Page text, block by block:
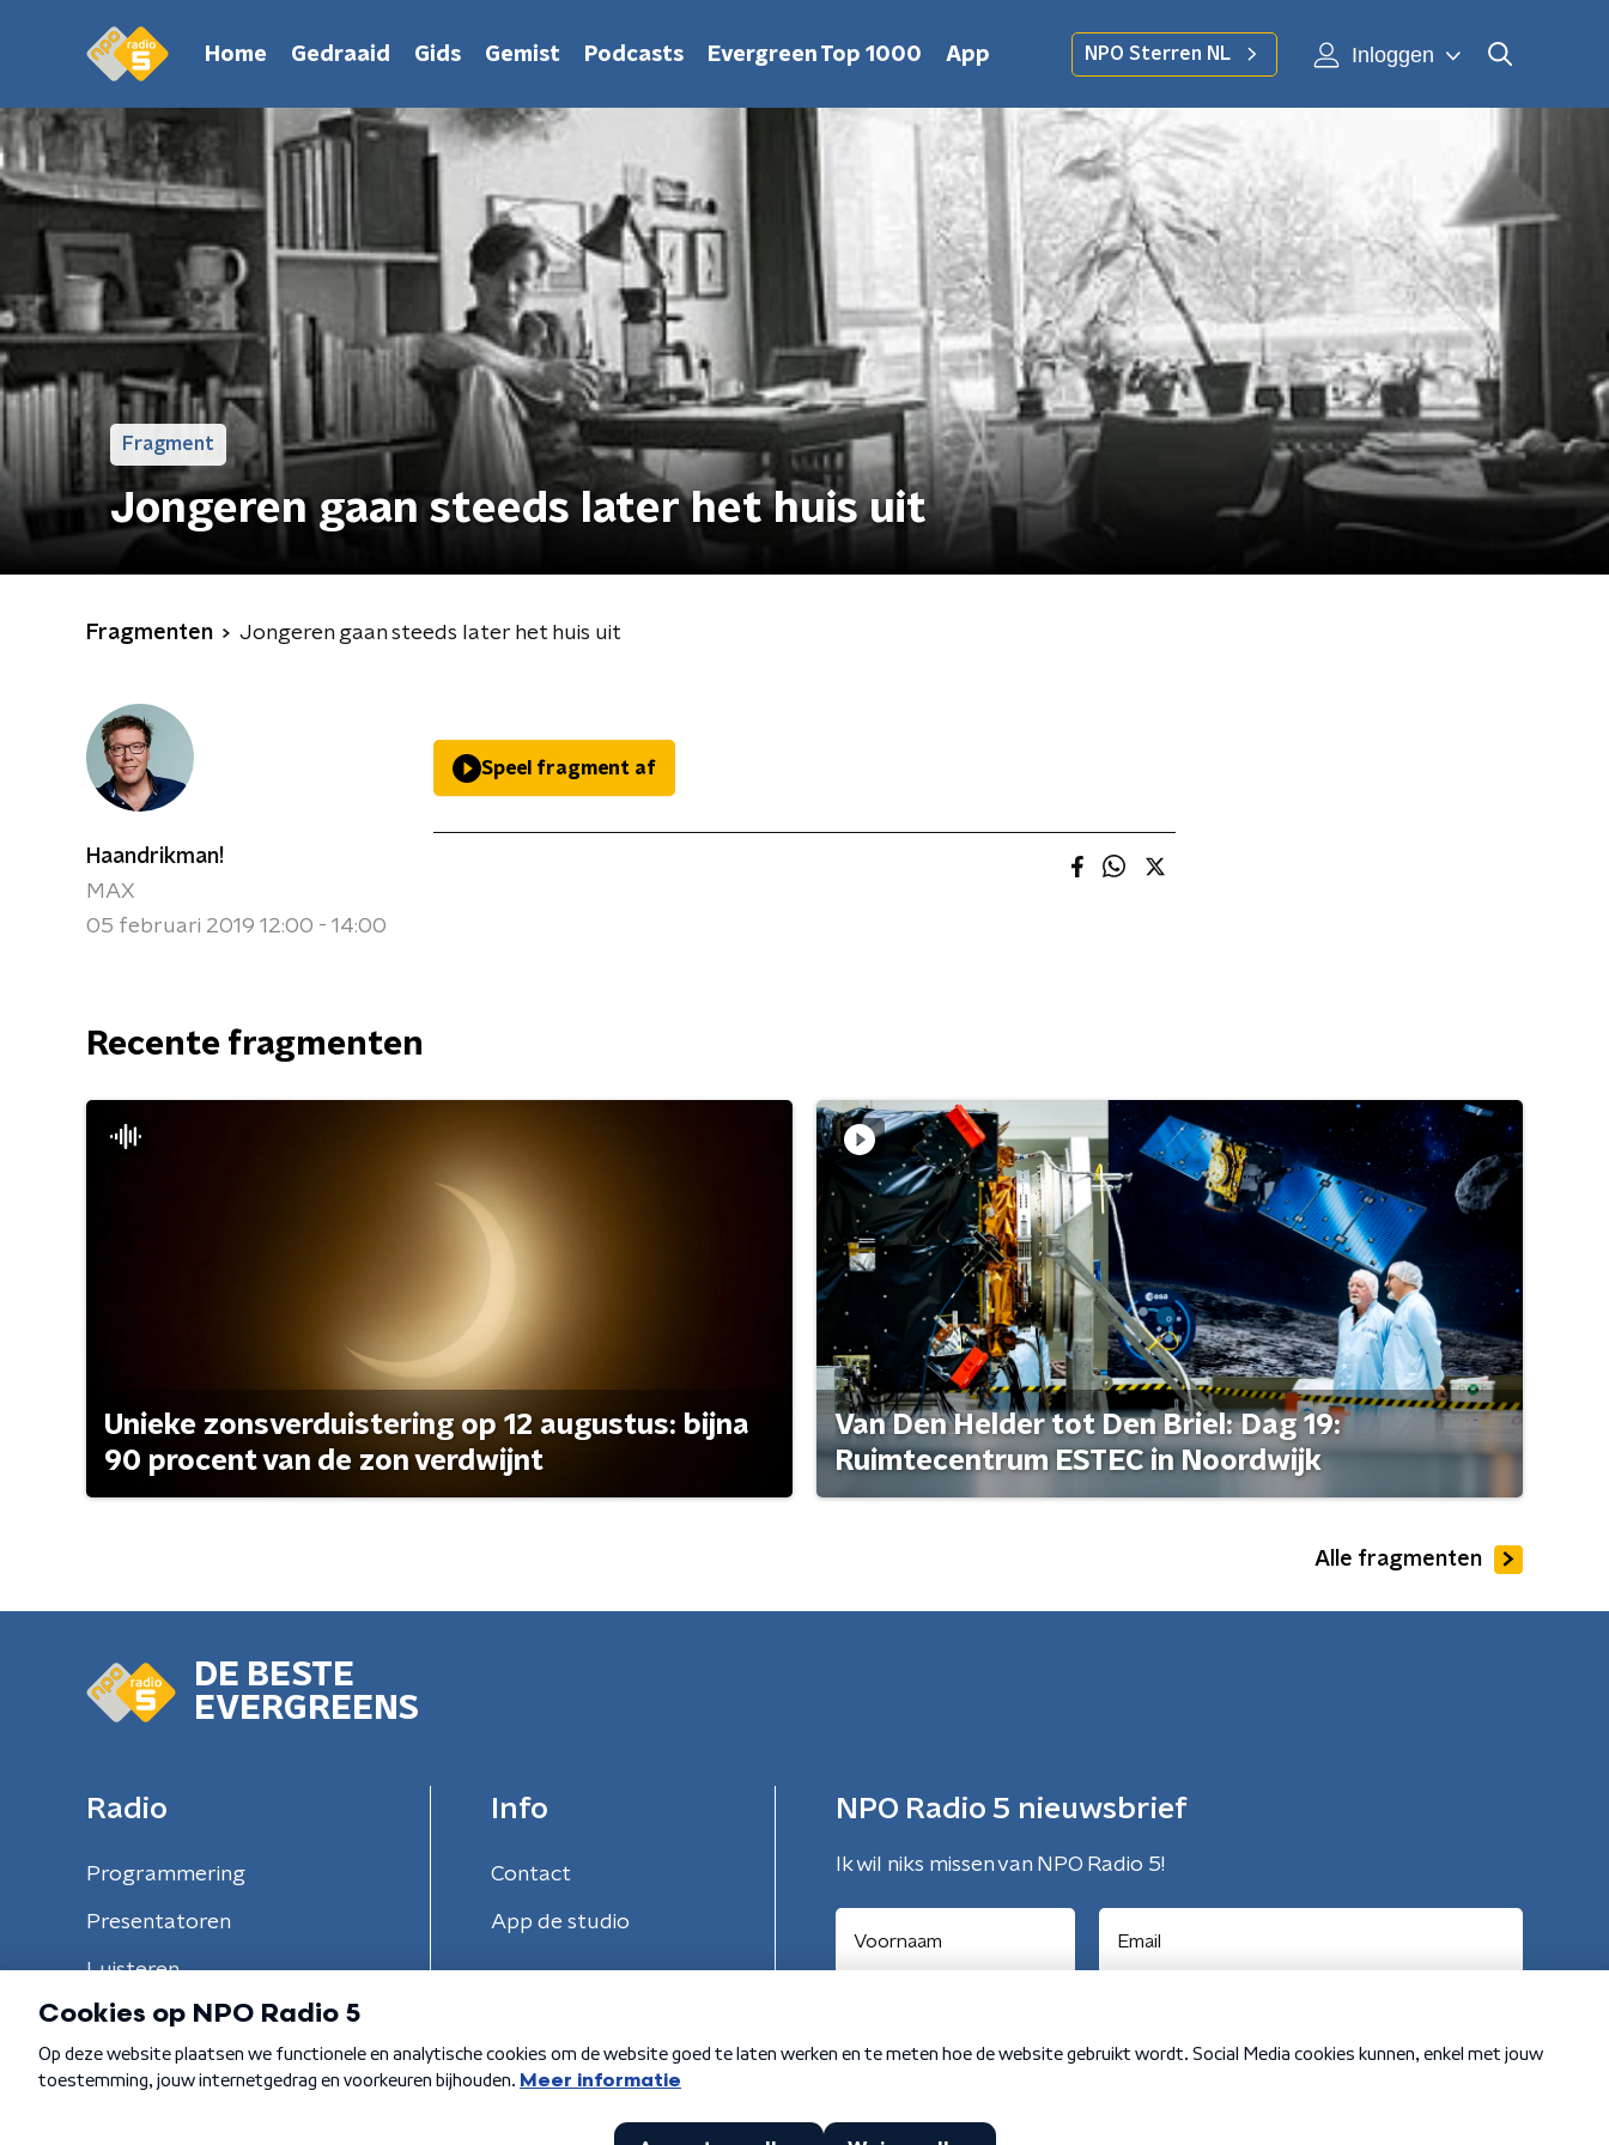
Home Gedraaid Gids Gemist Podcasts Evergreen Top 1000 App NPO Sterren NL Inloggen
Fragment
Jongeren gaan steeds later het huis uit
Fragmenten Jongeren gaan steeds later het huis uit
Haandrikman!
MAX
05 februari 2019 12:00 - 14:00
Speel fragment af
Recente fragmenten
Unieke zonsverduistering op 12 augustus: bijna
90 procent van de zon verdwijnt
Van Den Helder tot Den Briel: Dag 19:
Ruimtecentrum ESTEC in Noordwijk
Alle fragmenten
DE BESTE
EVERGREENS
Radio
Programmering
Presentatoren
Luisteren
Info
Contact
App de studio
NPO Radio 5 nieuwsbrief
Ik wil niks missen van NPO Radio 5!
Algemene voorwaarden Privacybeleid